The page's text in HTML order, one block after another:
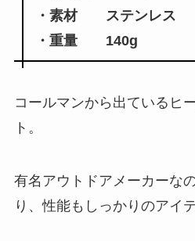
・素材 ステンレス
・重量 140g
コールマンから出ているヒ
ト。
有名アウトドアメーカーな
り、性能もしっかりのアイ